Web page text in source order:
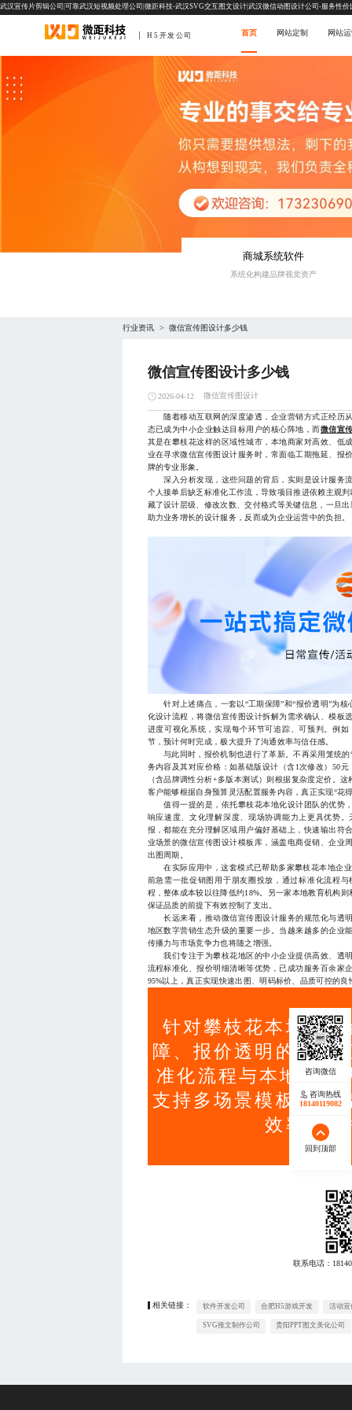
武汉宣传片剪辑公司|可靠武汉短视频处理公司|微距科技-武汉SVG交互图文设计|武汉微信动图设计公司-服务性价
H5开发公司 首页 网站定制 网站
商城系统软件
系统化构建品牌视觉资产
行业资讯 > 微信宣传图设计多少钱
微信宣传图设计多少钱
2026-04-12 微信宣传图设计
随着移动互联网的深度渗透，企业营销方式正经历
态已成为中小企业触达目标用户的核心阵地，而微信宣
其是在攀枝花这样的区域性城市，本地商家对高效、低
业在寻求微信宣传图设计服务时，常面临工期拖延、报
牌的专业形象。
深入分析发现，这些问题的背后，实则是设计服务
个人接单后缺乏标准化工作流，导致项目推进依赖主观
藏了设计层级、修改次数、交付格式等关键信息，一旦
助力业务增长的设计服务，反而成为企业运营中的负担。
针对上述痛点，一套以“工期保障”和“报价透明”为核
化设计流程，将微信宣传图设计拆解为需求确认、模板
进度可视化系统，实现每个环节可追踪、可预判。例
节，预计何时完成，极大提升了沟通效率与信任感。
与此同时，报价机制也进行了革新。不再采用笼统的
务内容及其对应价格：如基础版设计（含1次修改）50
（含品牌调性分析+多版本测试）则根据复杂度定价。
客户能够根据自身预算灵活配置服务内容，真正实现“花
值得一提的是，依托攀枝花本地化设计团队的优势
响应速度、文化理解深度、现场协调能力上更具优势
报，都能在充分理解区域用户偏好基础上，快速输出符
业场景的微信宣传图设计模板库，涵盖电商促销、企业
出图周期。
在实际应用中，这套模式已帮助多家攀枝花本地企业
前急需一批促销图用于朋友圈投放，通过标准化流程
程，整体成本较以往降低约18%。另一家本地教育机构
保证品质的前提下有效控制了支出。
长远来看，推动微信宣传图设计服务的规范化与透
地区数字营销生态升级的重要一步。当越来越多的企业
传播力与市场竞争力也将随之增强。
我们专注于为攀枝花地区的中小企业提供高效、透
流程标准化、报价明细清晰等优势，已成功服务百余家
95%以上，真正实现快速出图、明码标价、品质可控的
针对攀枝花本地中
障、报价透明的微信
准化流程与本地化团
支持多场景模板快速
效率与
联系电话：
相关链接： 软件开发公司 合肥H5游戏开发 活动宣
SVG推文制作公司 贵阳PPT图文美化公司
咨询热线
18140119082
回到顶部